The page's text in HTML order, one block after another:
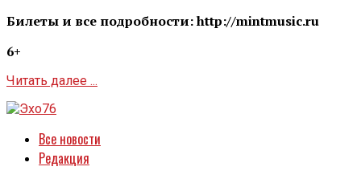
Билеты и все подробности: http://mintmusic.ru
6+
Читать далее ...
Все новости
Редакция